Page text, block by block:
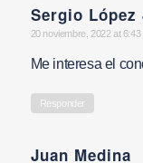
Sergio
says:
20 noviembre, 2022 at 6:43
Me interesa el
Responder
Juan Medina